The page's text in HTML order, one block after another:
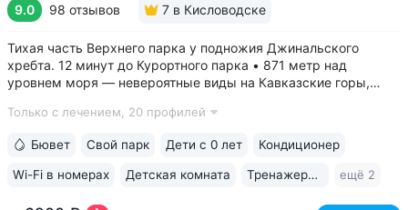
9.0 98 отзывов 7 в Кисловодске
Тихая часть Верхнего парка у подножия Джинальского
хребта. 12 минут до Курортного парка • 871 метр над
уровнем моря ­— невероятные виды на Кавказские горы,
расположены лучшие смотровые площадки Кисловодска •
Только с лечением, 20 профилей
Бювет Свой парк Дети с 0 лет Кондиционер
Wi-Fi в номерах Детская комната Тренажерный зал ещё 2